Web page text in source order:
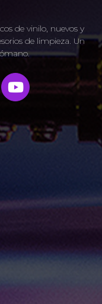
de vinilo, nuevos y
de limpieza. Un